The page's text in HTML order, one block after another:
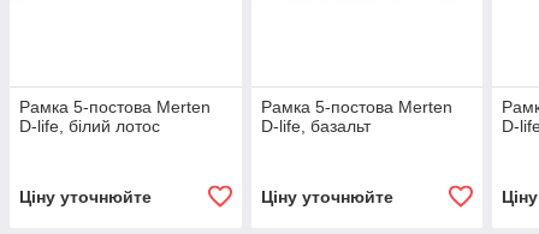
Рамка 5-постова Merten
D-life, білий лотос
Ціну уточнюйте
Рамка 5-постова Merten
D-life, базальт
Ціну уточнюйте
D-